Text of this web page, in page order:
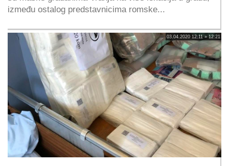
između ostalog predstavnicima romske...
03.04.2020 12:11 » 12:21